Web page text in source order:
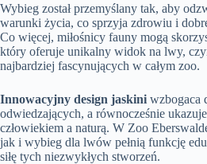
Wybieg został przemyślany tak, aby
warunki życia, co sprzyja zdrowiu i
Co więcej, miłośnicy fauny mogą
który oferuje unikalny widok na lwy,
najbardziej fascynujących w całym zoo.
Innowacyjny design jaskini wzbogaca
odwiedzających, a równocześnie
człowiekiem a naturą. W Zoo
jak i wybieg dla lwów pełnią funkcję
siłę tych niezwykłych stworzeń.